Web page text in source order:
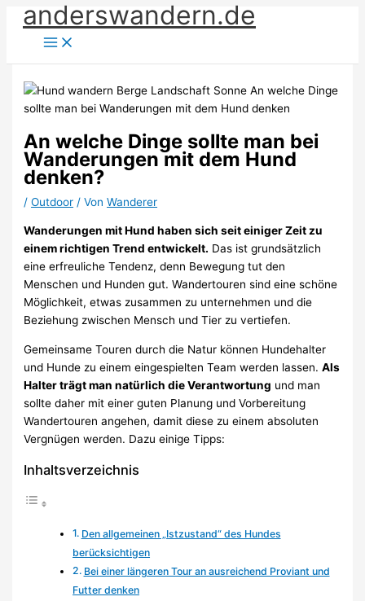
Zum
Inhalt
springen
anderswandern.de
An welche Dinge sollte man bei
Wanderungen mit dem Hund
denken?
/Outdoor / VonWanderer
Wanderungen mit Hund haben sich seit einiger Zeit zu
einem richtigen Trend entwickelt. Das ist grundsätzlich
eine erfreuliche Tendenz, denn Bewegung tut den
Menschen und Hunden gut. Wandertouren sind eine schöne
Möglichkeit, etwas zusammen zu unternehmen und die
Beziehung zwischen Mensch und Tier zu vertiefen.
Gemeinsame Touren durch die Natur können Hundehalter
und Hunde zu einem eingespielten Team werden lassen.Als
Halter trägt man natürlich die Verantwortung und man
sollte daher mit einer guten Planung und Vorbereitung
Wandertouren angehen, damit diese zu einem absoluten
Vergnügen werden. Dazu einige Tipps:
Inhaltsverzeichnis
Den allgemeinen „Istzustand“ des Hundes
berücksichtigen
Bei einer längeren Tour an ausreichend Proviant und
Futter denken